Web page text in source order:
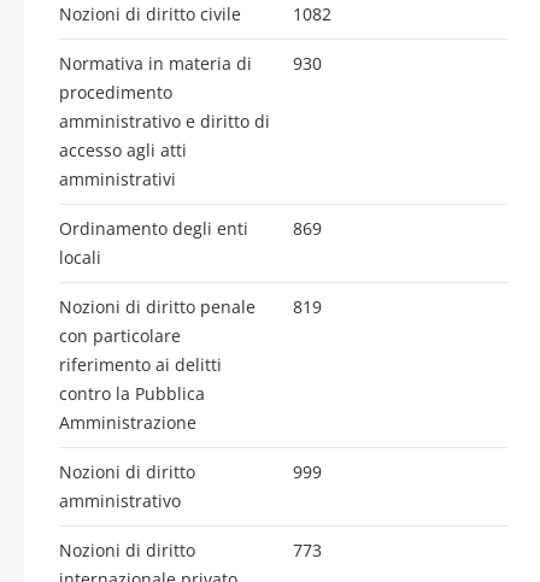
Nozioni di diritto civile 1082
Normativa in materia di
procedimento
amministrativo e diritto di
accesso agli atti
amministrativi
930
Ordinamento degli enti
locali
869
Nozioni di diritto penale
con particolare
riferimento ai delitti
contro la Pubblica
Amministrazione
819
Nozioni di diritto
amministrativo
999
Nozioni di diritto
773